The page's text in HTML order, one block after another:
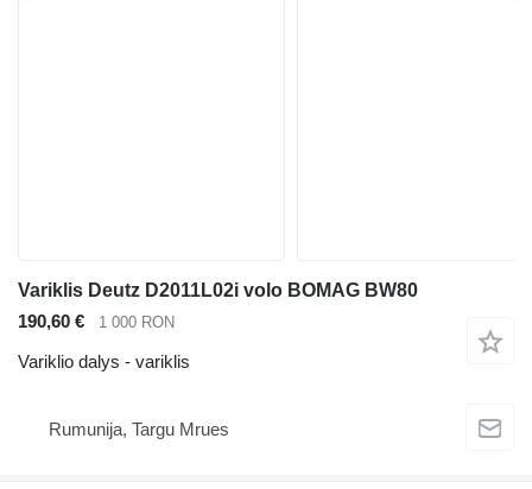
Variklis Deutz D2011L02i volo BOMAG BW80
190,60 €
1 000 RON
Variklio dalys - variklis
Rumunija, Targu Mrues